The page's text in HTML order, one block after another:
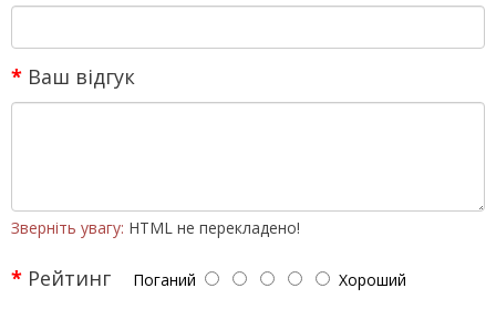
Ваш відгук
Зверніть увагу: HTML не перекладено!
Рейтинг Поганий Хороший